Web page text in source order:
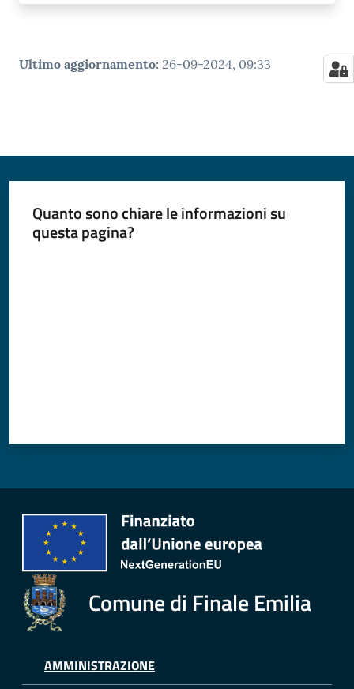
Ultimo aggiornamento: 26-09-2024, 09:33
Quanto sono chiare le informazioni su
questa pagina?
Comune di Finale Emilia
AMMINISTRAZIONE